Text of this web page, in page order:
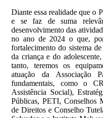
Diante essa realidade que o
e se faz de suma
desenvolvimento das
no ano de 2024 o que,
fortalecimento do sistema
da criança e do
tanto, teremos os
atuação da Associação
fundamentais, como o
Assistência Social),
Públicas, PETI, Conselhos
de Direitos e Conselho